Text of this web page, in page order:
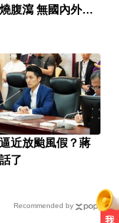
腹瀉 無國內外旅
近放颱風假？蔣
了
Recommended by